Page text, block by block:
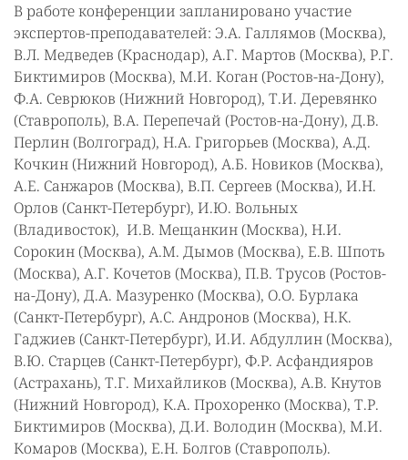
В работе конференции запланировано участие
экспертов-преподавателей: Э.А. Галлямов (Москва),
В.Л. Медведев (Краснодар), А.Г. Мартов (Москва), Р.Г.
Биктимиров (Москва), М.И. Коган (Ростов-на-Дону),
Ф.А. Севрюков (Нижний Новгород), Т.И. Деревянко
(Ставрополь), В.А. Перепечай (Ростов-на-Дону), Д.В.
Перлин (Волгоград), Н.А. Григорьев (Москва), А.Д.
Кочкин (Нижний Новгород), А.Б. Новиков (Москва),
А.Е. Санжаров (Москва), В.П. Сергеев (Москва), И.Н.
Орлов (Санкт-Петербург), И.Ю. Вольных
(Владивосток), И.В. Мещанкин (Москва), Н.И.
Сорокин (Москва), А.М. Дымов (Москва), Е.В. Шпоть
(Москва), А.Г. Кочетов (Москва), П.В. Трусов (Ростов-
на-Дону), Д.А. Мазуренко (Москва), О.О. Бурлака
(Санкт-Петербург), А.С. Андронов (Москва), Н.К.
Гаджиев (Санкт-Петербург), И.И. Абдуллин (Москва),
В.Ю. Старцев (Санкт-Петербург), Ф.Р. Асфандияров
(Астрахань), Т.Г. Михайликов (Москва), А.В. Кнутов
(Нижний Новгород), К.А. Прохоренко (Москва), Т.Р.
Биктимиров (Москва), Д.И. Володин (Москва), М.И.
Комаров (Москва), Е.Н. Болгов (Ставрополь).